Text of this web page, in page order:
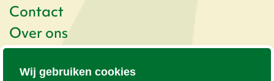
Wij gebruiken cookies
Contact
Over ons
Nieuwsbrief